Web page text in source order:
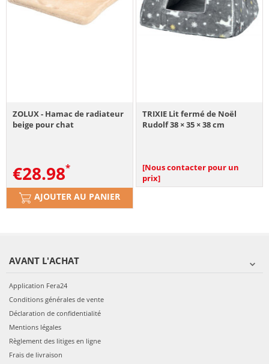
ZOLUX - Hamac de radiateur
beige pour chat
€28.98
AJOUTER AU PANIER
TRIXIE Lit fermé de Noël
Rudolf 38 × 35 × 38 cm
[Nous contacter pour un
prix]
AVANT L'ACHAT
Application Fera24
Conditions générales de vente
Déclaration de confidentialité
Mentions légales
Règlement des litiges en ligne
Frais de livraison